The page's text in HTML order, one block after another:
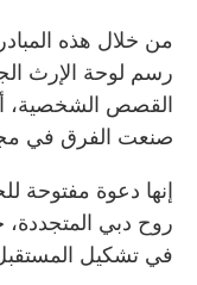
من خلال هذه
رسم لوحة الإرث
القصص الشخصية،
صنعت الفرق في
إنها دعوة مفتوحة
روح دبي
في تشكيل